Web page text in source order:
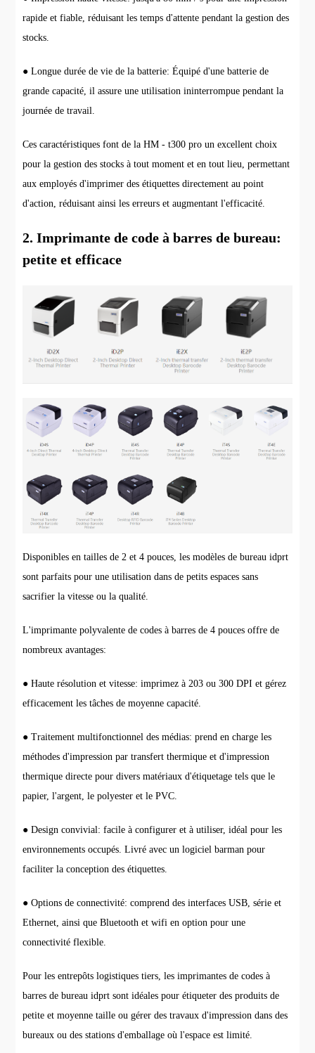
rapide et fiable, réduisant les temps d'attente pendant la gestion des
stocks.
● Longue durée de vie de la batterie: Équipé d'une batterie de
grande capacité, il assure une utilisation ininterrompue pendant la
journée de travail.
Ces caractéristiques font de la HM - t300 pro un excellent choix
pour la gestion des stocks à tout moment et en tout lieu, permettant
aux employés d'imprimer des étiquettes directement au point
d'action, réduisant ainsi les erreurs et augmentant l'efficacité.
2. Imprimante de code à barres de bureau:
petite et efficace
Disponibles en tailles de 2 et 4 pouces, les modèles de bureau idprt
sont parfaits pour une utilisation dans de petits espaces sans
sacrifier la vitesse ou la qualité.
L'imprimante polyvalente de codes à barres de 4 pouces offre de
nombreux avantages:
● Haute résolution et vitesse: imprimez à 203 ou 300 DPI et gérez
efficacement les tâches de moyenne capacité.
● Traitement multifonctionnel des médias: prend en charge les
méthodes d'impression par transfert thermique et d'impression
thermique directe pour divers matériaux d'étiquetage tels que le
papier, l'argent, le polyester et le PVC.
● Design convivial: facile à configurer et à utiliser, idéal pour les
environnements occupés. Livré avec un logiciel barman pour
faciliter la conception des étiquettes.
● Options de connectivité: comprend des interfaces USB, série et
Ethernet, ainsi que Bluetooth et wifi en option pour une
connectivité flexible.
Pour les entrepôts logistiques tiers, les imprimantes de codes à
barres de bureau idprt sont idéales pour étiqueter des produits de
petite et moyenne taille ou gérer des travaux d'impression dans des
bureaux ou des stations d'emballage où l'espace est limité.